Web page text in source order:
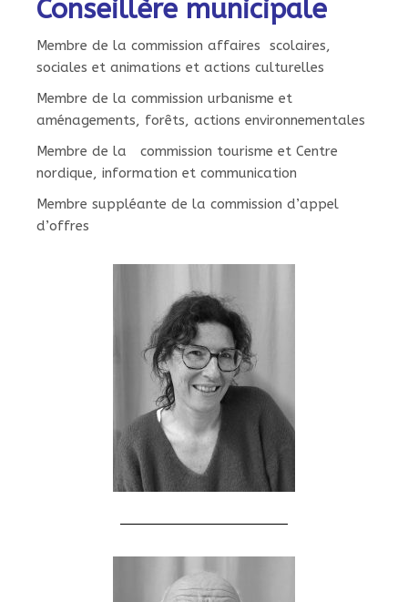
Conseillère municipale
Membre de la commission affaires scolaires,
sociales et animations et actions culturelles
Membre de la commission urbanisme et
aménagements, forêts, actions environnementales
Membre de la
commission tourisme et Centre
nordique, information et communication
Membre suppléante de la commission d’appel
d’offres